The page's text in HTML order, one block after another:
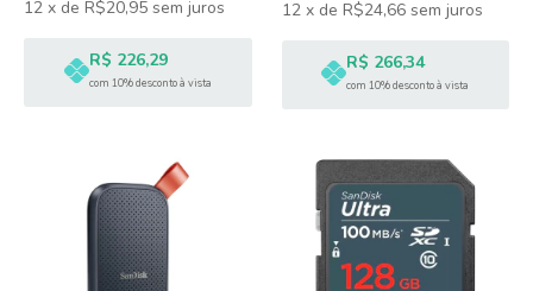
12 x de R$20,95 sem juros
R$ 226,29
com 10% desconto à vista
12 x de R$24,66 sem juros
R$ 266,34
com 10% desconto à vista